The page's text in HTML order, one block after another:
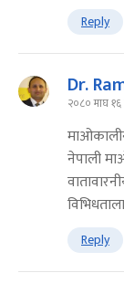
Reply
Dr.
२०८० माघ
नेपाली
Reply